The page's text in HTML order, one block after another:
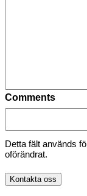
Comments
Detta fält används
oförändrat.
Kontakta oss